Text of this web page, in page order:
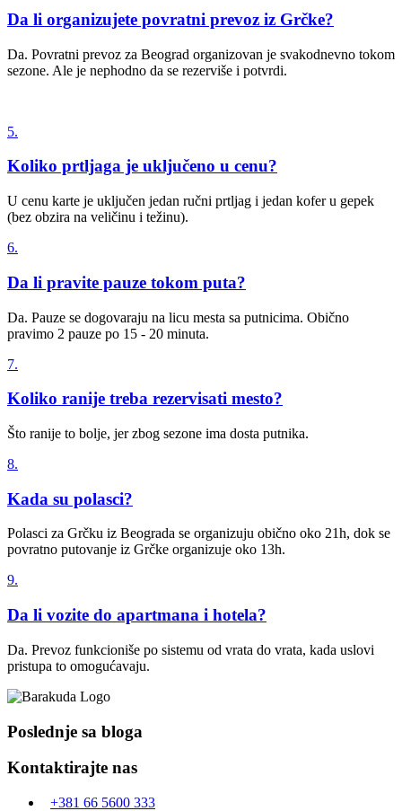
Da li organizujete povratni prevoz iz Grčke?
Da. Povratni prevoz za Beograd organizovan je svakodnevno tokom
sezone. Ale je nephodno da se rezerviše i potvrdi.
5.
Koliko prtljaga je uključeno u cenu?
U cenu karte je uključen jedan ručni prtljag i jedan kofer u gepek
(bez obzira na veličinu i težinu).
6.
Da li pravite pauze tokom puta?
Da. Pauze se dogovaraju na licu mesta sa putnicima. Obično
pravimo 2 pauze po 15 - 20 minuta.
7.
Koliko ranije treba rezervisati mesto?
Što ranije to bolje, jer zbog sezone ima dosta putnika.
8.
Kada su polasci?
Polasci za Grčku iz Beograda se organizuju obično oko 21h, dok se
povratno putovanje iz Grčke organizuje oko 13h.
9.
Da li vozite do apartmana i hotela?
Da. Prevoz funkcioniše po sistemu od vrata do vrata, kada uslovi
pristupa to omogućavaju.
Poslednje sa bloga
Kontaktirajte nas
+381 66 5600 333